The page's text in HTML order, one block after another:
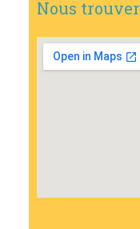
Nous trouver